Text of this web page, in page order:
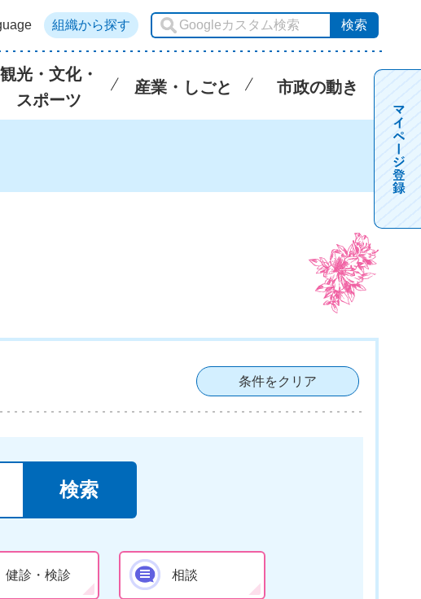
組織から探す
観光・文化・
スポーツ
産業・しごと 市政の動き
条件をクリア
健診・検診 相談